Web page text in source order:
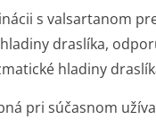
s valsartanom
draslíka,
hladiny
pri súčasnom